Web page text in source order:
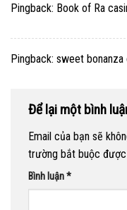
Pingback: Book of Ra
Pingback: sweet bonanza
Để lại một bình
Email của bạn sẽ
trường bắt buộc được
Bình luận*